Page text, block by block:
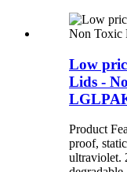
Low
Lids -
Product
proof,
ultraviolet.